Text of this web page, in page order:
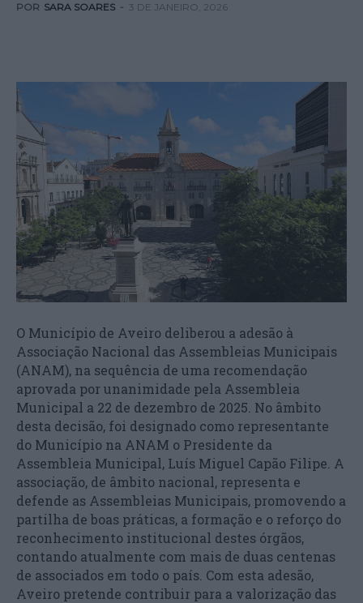
POR SARA SOARES - 3 DE JANEIRO, 2026
O Município de Aveiro deliberou a adesão à
Associação Nacional das Assembleias Municipais
(ANAM), na sequência de uma recomendação
aprovada por unanimidade pela Assembleia
Municipal a 22 de dezembro de 2025. No âmbito
desta decisão, foi designado como representante
do Município na ANAM o Presidente da
Assembleia Municipal, Luís Miguel Capão Filipe. A
associação, de âmbito nacional, representa e
defende as Assembleias Municipais, promovendo a
partilha de boas práticas, a formação e o reforço do
reconhecimento institucional destes órgãos,
contando atualmente com mais de duas centenas
de associados em todo o país. Com esta adesão,
Aveiro pretende contribuir para a valorização das